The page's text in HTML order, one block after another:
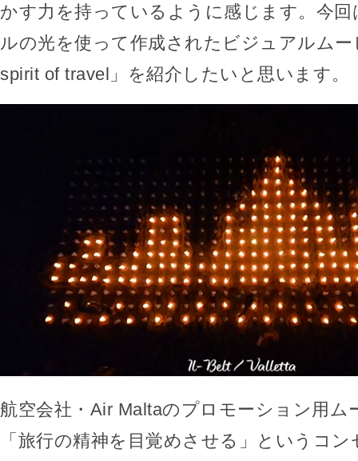
かす力を持っているように感じます。今
ルの光を使って作成されたビジュアルム
spirit of travel」を紹介したいと思います。
航空会社・Air Maltaのプロモーション用ム
「旅行の精神を目覚めさせる」というコ